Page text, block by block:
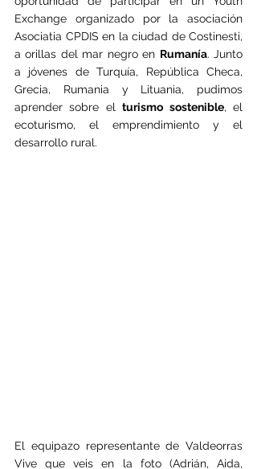
Exchange organizado por la asociación
Asociatia CPDIS en la ciudad de Costinesti,
a orillas del mar negro en Rumanía. Junto
a jóvenes de Turquía, República Checa,
Grecia, Rumania y Lituania, pudimos
aprender sobre el turismo sostenible, el
ecoturismo, el emprendimiento y el
desarrollo rural.
El equipazo representante de Valdeorras
Vive que veis en la foto (Adrián, Aida,